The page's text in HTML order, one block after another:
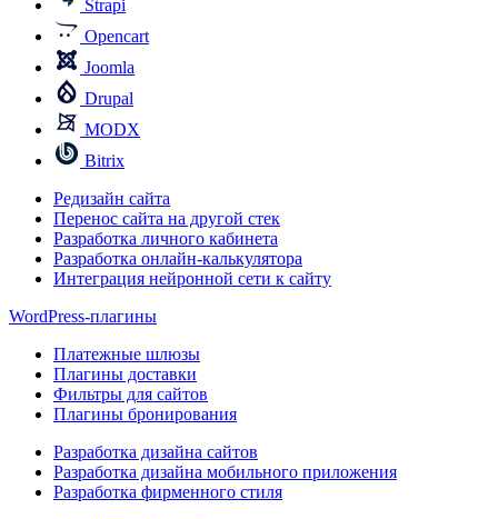
Strapi
Opencart
Joomla
Drupal
MODX
Bitrix
Редизайн сайта
Перенос сайта на другой стек
Разработка личного кабинета
Разработка онлайн-калькулятора
Интеграция нейронной сети к сайту
WordPress-плагины
Платежные шлюзы
Плагины доставки
Фильтры для сайтов
Плагины бронирования
Разработка дизайна сайтов
Разработка дизайна мобильного приложения
Разработка фирменного стиля